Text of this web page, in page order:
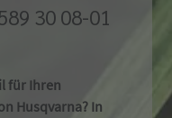
30 08-01
für Ihren
Husqvarna? In